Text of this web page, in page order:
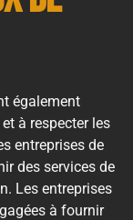
également
à respecter les
entreprises de
des services de
Les entreprises
à fournir